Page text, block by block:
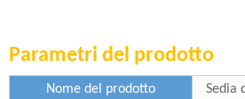
Parametri del prodotto
Nome del prodotto
Sedia